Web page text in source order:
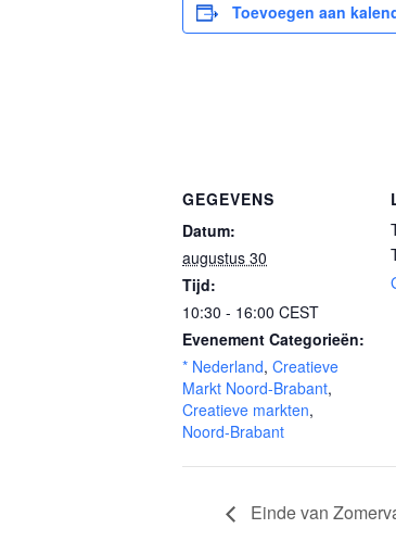
Toevoegen aan
GEGEVENS
Datum:
augustus 30
Tijd:
10:30 - 16:00 CEST
Evenement Categorieën:
* Nederland, Creatieve
Markt Noord-Brabant,
Creatieve markten,
Noord-Brabant
Einde van